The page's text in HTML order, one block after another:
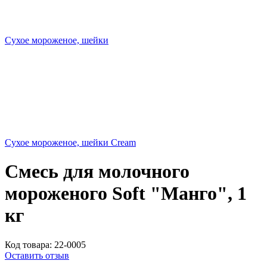
Сухое мороженое, шейки
Сухое мороженое, шейки Cream
Смесь для молочного
мороженого Soft "Манго", 1
кг
Код товара: 22-0005
Оставить отзыв